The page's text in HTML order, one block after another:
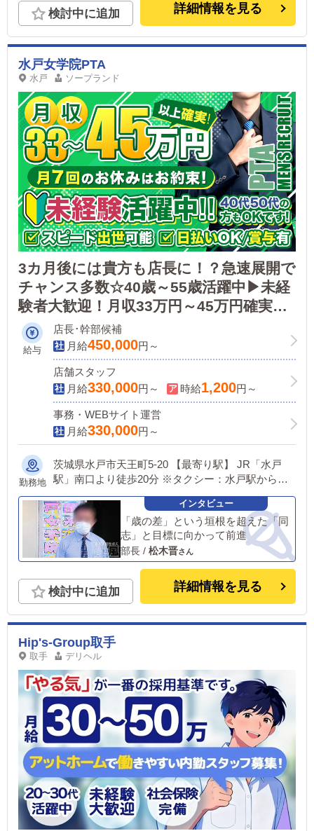
検討中に追加 詳細情報を見る
水戸女学院PTA
水戸 ソープランド
3カ月後には貴方も店長に！？急速展開で
チャンス多数☆40歳～55歳活躍中▶未経
験者大歓迎！月収33万円～45万円確実！
運転免許保有＆簡単なPC操作の出来る方
即採用！寮完備・スピード昇給可！
給与
店長･幹部候補
月給450,000円～
店舗スタッフ
月給330,000円～ 時給1,200円～
事務・WEBサイト運営
月給330,000円～
勤務地
茨城県水戸市天王町5-20 【最寄り駅】 JR「水戸
駅」南口より徒歩20分 ※タクシー：水戸駅からワ
ンメーター10分で来店可能 ※バス：JR水戸駅バス
のりばから赤塚駅行きに乗車し、大工町バス停にて
下車
「歳の差」という垣根を超えた「同
志」と目標に向かって前進
部長 / 松木晋
検討中に追加 詳細情報を見る
Hip's-Group取手
取手 デリヘル